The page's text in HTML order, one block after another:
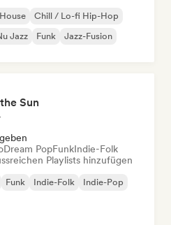
Chill / Lo-fi Hip-Hop
Jazz Funk Jazz-Fusion
Sun
Dream PopFunkIndie-Folk
Playlists hinzufügen
Funk Indie-Folk
Indie-Pop